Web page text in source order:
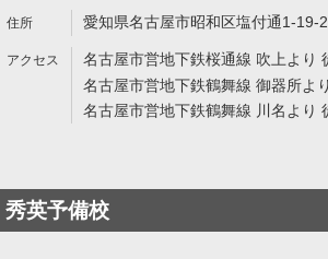
愛知県名古屋市昭和区塩付通1-19-2
名古屋市営地下鉄桜通線 吹上より
名古屋市営地下鉄鶴舞線 御器所よ
名古屋市営地下鉄鶴舞線 川名より
秀英予備校